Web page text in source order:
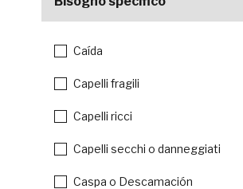
Caída
Capelli fragili
Capelli ricci
Capelli secchi o danneggiati
Caspa o Descamación